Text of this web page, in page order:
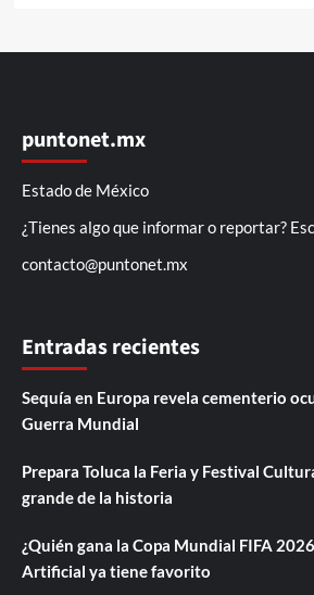
puntonet.mx
Estado de México
¿Tienes algo que informar o reportar?
contacto@puntonet.mx
Entradas recientes
Sequía en Europa revela cementerio
Guerra Mundial
Prepara Toluca la Feria y Festival
grande de la historia
¿Quién gana la Copa Mundial FIFA
Artificial ya tiene favorito